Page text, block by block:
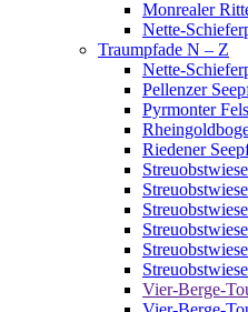
Monrealer
Nette-
Traumpfade N – Z
Nette-
Pellenzer
Pyrmonter
Riedener
Vier-Berge-